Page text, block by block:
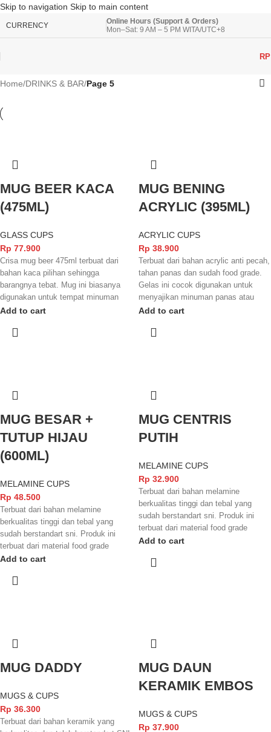
Skip to navigation Skip to main content
CURRENCY
Online Hours (Support & Orders)
Mon–Sat: 9 AM – 5 PM WITA/UTC+8
RP
Home/DRINKS & BAR/Page 5
MUG BEER KACA
(475ML)
GLASS CUPS
Rp 77.900
Crisa mug beer 475ml terbuat dari
bahan kaca pilihan sehingga
barangnya tebat. Mug ini biasanya
digunakan untuk tempat minuman
beer atapun minuman lainnya.
Add to cart
MUG BENING
ACRYLIC (395ML)
ACRYLIC CUPS
Rp 38.900
Terbuat dari bahan acrylic anti pecah,
tahan panas dan sudah food grade.
Gelas ini cocok digunakan untuk
menyajikan minuman panas atau
dingin seperti kopi, es teh, es jeruk,
Add to cart
MUG BESAR +
TUTUP HIJAU
(600ML)
MELAMINE CUPS
Rp 48.500
Terbuat dari bahan melamine
berkualitas tinggi dan tebal yang
sudah berstandart sni. Produk ini
terbuat dari material food grade
sehingga aman digunakan untuk
Add to cart
MUG CENTRIS
PUTIH
MELAMINE CUPS
Rp 32.900
Terbuat dari bahan melamine
berkualitas tinggi dan tebal yang
sudah berstandart sni. Produk ini
terbuat dari material food grade
sehingga aman digunakan untuk
Add to cart
MUG DADDY
MUGS & CUPS
Rp 36.300
Terbuat dari bahan keramik yang
MUG DAUN
KERAMIK EMBOS
MUGS & CUPS
Rp 37.900